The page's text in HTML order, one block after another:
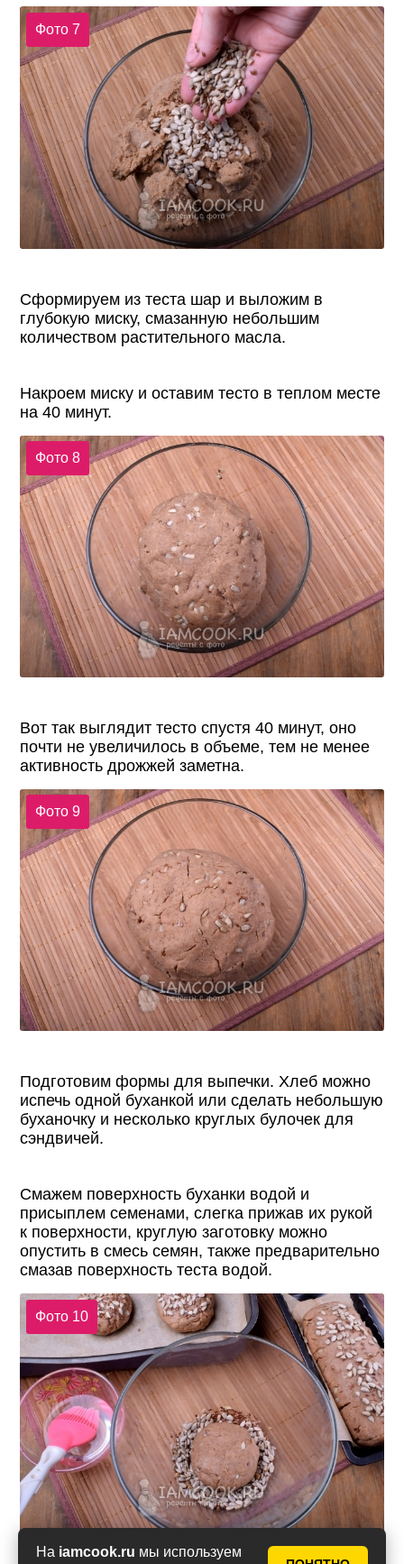
На iamcook.ru мы используем
Фото 7
Сформируем из теста шар и выложим в
глубокую миску, смазанную небольшим
количеством растительного масла.
Накроем миску и оставим тесто в теплом месте
на 40 минут.
Фото 8
Вот так выглядит тесто спустя 40 минут, оно
почти не увеличилось в объеме, тем не менее
активность дрожжей заметна.
Фото 9
Подготовим формы для выпечки. Хлеб можно
испечь одной буханкой или сделать небольшую
буханочку и несколько круглых булочек для
сэндвичей.
Смажем поверхность буханки водой и
присыплем семенами, слегка прижав их рукой
к поверхности, круглую заготовку можно
опустить в смесь семян, также предварительно
смазав поверхность теста водой.
Фото 10